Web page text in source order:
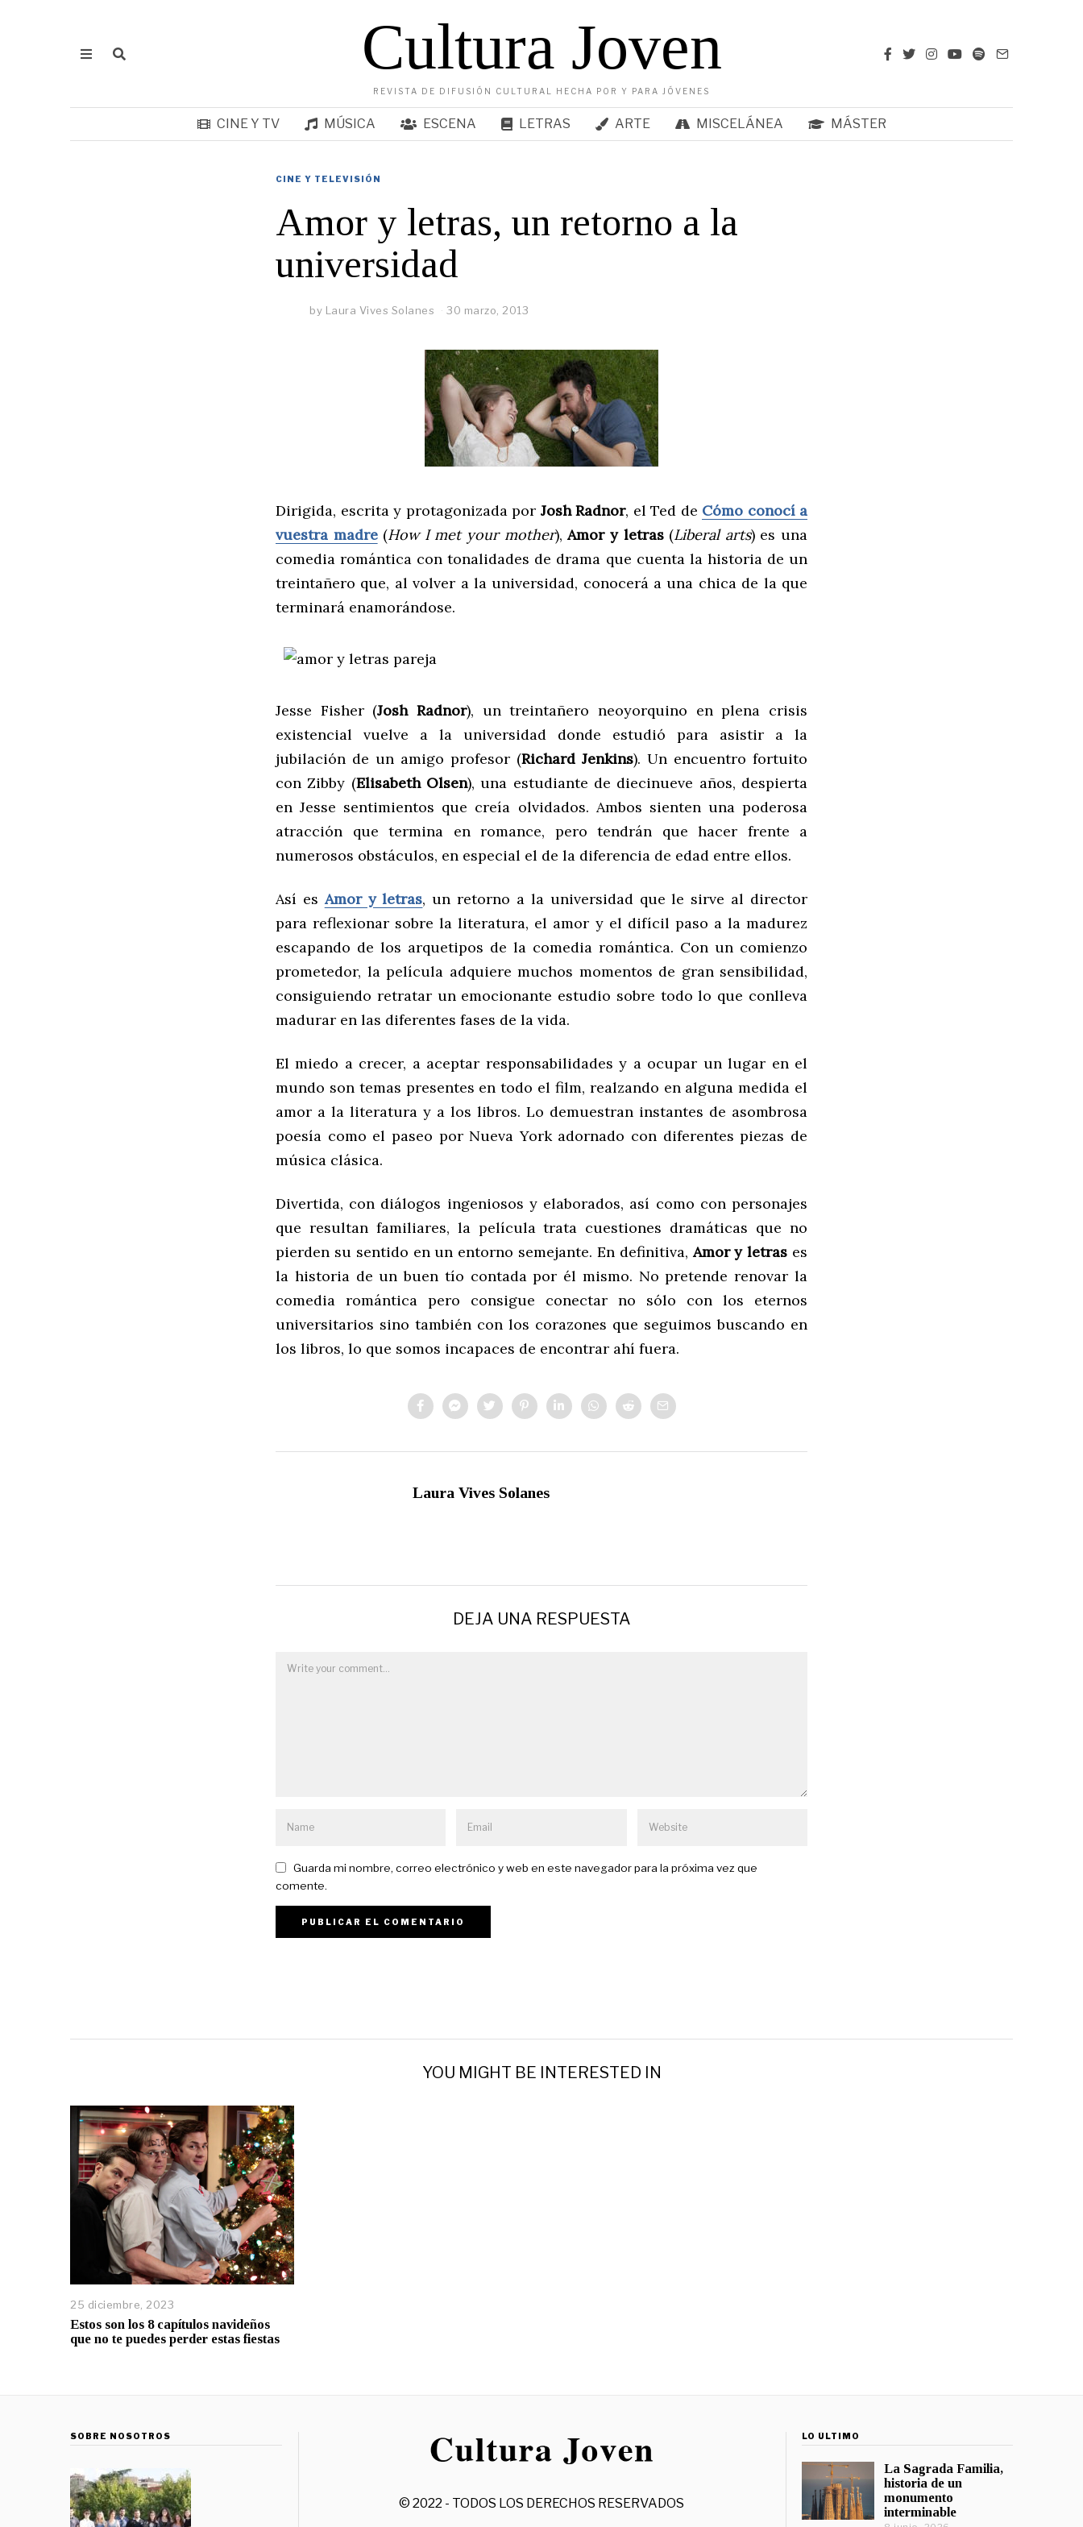
Cultura Joven
REVISTA DE DIFUSIÓN CULTURAL HECHA POR Y PARA JÓVENES
CINE Y TV MÚSICA ESCENA LETRAS ARTE MISCELÁNEA MÁSTER
CINE Y TELEVISIÓN
Amor y letras, un retorno a la
universidad
by Laura Vives Solanes 30 marzo, 2013
Dirigida, escrita y protagonizada por Josh Radnor, el Ted de Cómo conocí a
vuestra madre(How I met your mother),Amor y letras(Liberal arts) es una
comedia romántica con tonalidades de drama que cuenta la historia de un
treintañero que, al volver a la universidad, conocerá a una chica de la que
terminará enamorándose.
Jesse Fisher (Josh Radnor), un treintañero neoyorquino en plena crisis
existencial vuelve a la universidad donde estudió para asistir a la
jubilación de un amigo profesor (Richard Jenkins). Un encuentro fortuito
con Zibby (Elisabeth Olsen), una estudiante de diecinueve años, despierta
en Jesse sentimientos que creía olvidados. Ambos sienten una poderosa
atracción que termina en romance, pero tendrán que hacer frente a
numerosos obstáculos, en especial el de la diferencia de edad entre ellos.
Así es Amor y letras, un retorno a la universidad que le sirve al director
para reflexionar sobre la literatura, el amor y el difícil paso a la madurez
escapando de los arquetipos de la comedia romántica. Con un comienzo
prometedor, la película adquiere muchos momentos de gran sensibilidad,
consiguiendo retratar un emocionante estudio sobre todo lo que conlleva
madurar en las diferentes fases de la vida.
El miedo a crecer, a aceptar responsabilidades y a ocupar un lugar en el
mundo son temas presentes en todo el film, realzando en alguna medida el
amor a la literatura y a los libros. Lo demuestran instantes de asombrosa
poesía como el paseo por Nueva York adornado con diferentes piezas de
música clásica.
Divertida, con diálogos ingeniosos y elaborados, así como con personajes
que resultan familiares, la película trata cuestiones dramáticas que no
pierden su sentido en un entorno semejante. En definitiva, Amor y letras es
la historia de un buen tío contada por él mismo. No pretende renovar la
comedia romántica pero consigue conectar no sólo con los eternos
universitarios sino también con los corazones que seguimos buscando en
los libros, lo que somos incapaces de encontrar ahí fuera.
Laura Vives Solanes
DEJA UNA RESPUESTA
Guarda mi nombre, correo electrónico y web en este navegador para la próxima vez que
comente.
YOU MIGHT BE INTERESTED IN
25 diciembre, 2023
Estos son los 8 capítulos navideños
que no te puedes perder estas fiestas
SOBRE NOSOTROS
© 2022 - TODOS LOS DERECHOS RESERVADOS
LO ÚLTIMO
La Sagrada Familia,
historia de un
monumento
interminable